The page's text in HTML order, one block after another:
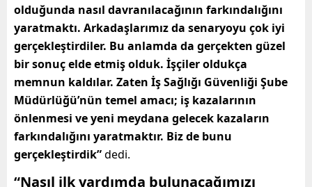
olduğunda nasıl davranılacağının farkındalığını
yaratmaktı. Arkadaşlarımız da senaryoyu çok iyi
gerçekleştirdiler. Bu anlamda da gerçekten güzel
bir sonuç elde etmiş olduk. İşçiler oldukça
memnun kaldılar. Zaten İş Sağlığı Güvenliği Şube
Müdürlüğü’nün temel amacı; iş kazalarının
önlenmesi ve yeni meydana gelecek kazaların
farkındalığını yaratmaktır. Biz de bunu
gerçekleştirdik”dedi.
“Nasıl ilk yardımda bulunacağımızı